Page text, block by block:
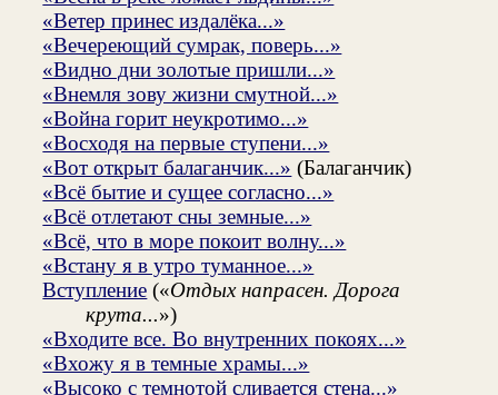
«Ветер принес издалёка...»
«Вечереющий сумрак, поверь...»
«Видно дни золотые пришли...»
«Внемля зову жизни смутной...»
«Война горит неукротимо...»
«Восходя на первые ступени...»
«Вот открыт балаганчик...» (Балаганчик)
«Всё бытие и сущее согласно...»
«Всё отлетают сны земные...»
«Всё, что в море покоит волну...»
«Встану я в утро туманное...»
Вступление («Отдых напрасен. Дорога
крута...»)
«Входите все. Во внутренних покоях...»
«Вхожу я в темные храмы...»
«Высоко с темнотой сливается стена...»